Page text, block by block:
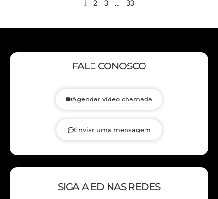
1 2 3 … 33
FALE CONOSCO
Agendar vídeo chamada
Enviar uma mensagem
SIGA A ED NAS REDES